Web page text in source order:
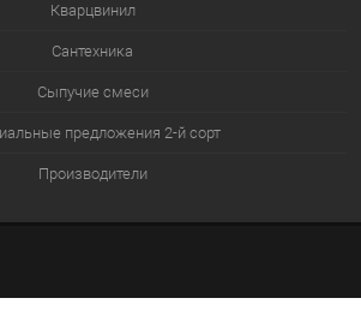
Кварцвинил
Сантехника
Сыпучие смеси
предложения 2-й сорт
Производители